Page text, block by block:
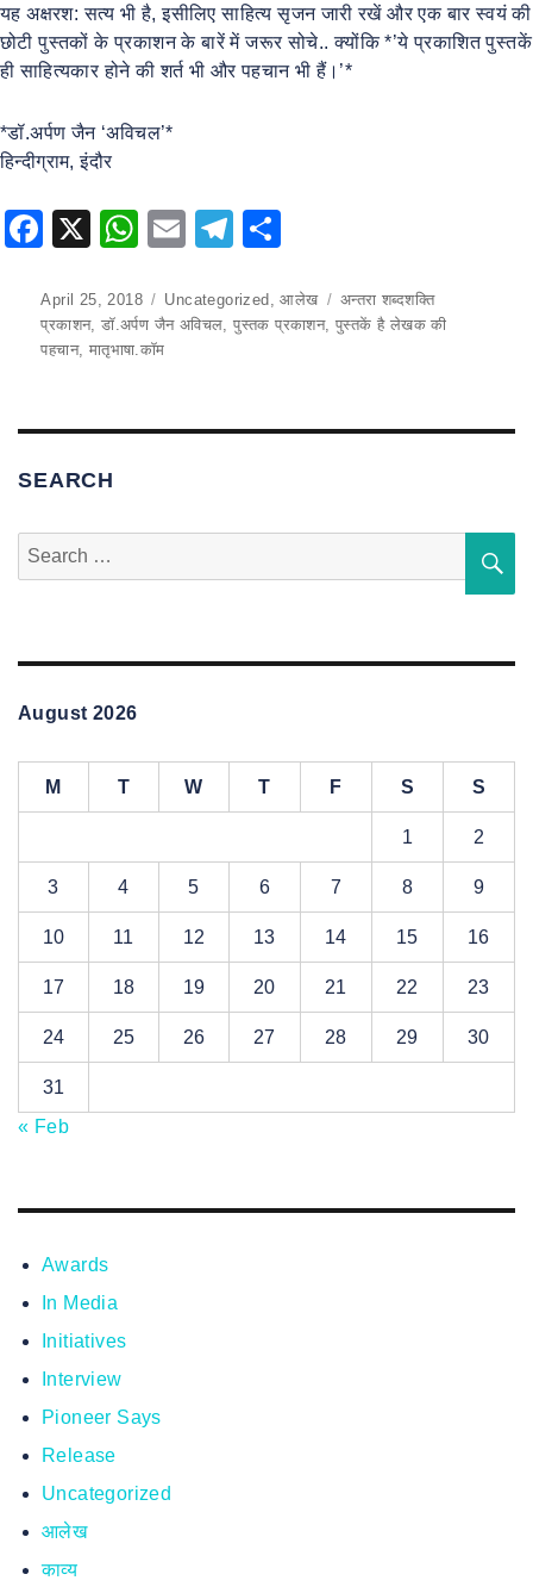
यह अक्षरश: सत्य भी है, इसीलिए साहित्य सृजन जारी रखें और एक बार स्वयं की
छोटी पुस्तकों के प्रकाशन के बारें में जरूर सोचे.. क्योंकि *’ये प्रकाशित पुस्तकें
ही साहित्यकार होने की शर्त भी और पहचान भी हैं।’*
*डॉ.अर्पण जैन ‘अविचल’*
हिन्दीग्राम, इंदौर
F
c
e
o
k
X
W
at
s
p
E
ai
l
T
e
gr
m
ar
e
Posted
on
April 25, 2018 Categories
Uncategorized ,आलेख Tags
अन्तरा शब्दशक्ति
प्रकाशन,डॉ.अर्पण जैन अविचल,पुस्तक प्रकाशन,पुस्तकें है लेखक की
पहचान, मातृभाषा.कॉम
SEARCH
Search
for:
August 2026
M T W T F S S
1 2
3 4 5 6 7 8 9
10 11 12 13 14 15 16
17 18 19 20 21 22 23
24 25 26 27 28 29 30
31
« Feb
Awards
In Media
Initiatives
Interview
Pioneer Says
Release
Uncategorized
आलेख
काव्य